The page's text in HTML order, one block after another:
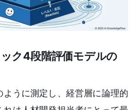
ク4段階評価モデルの
ように測定し、経営層に論理的